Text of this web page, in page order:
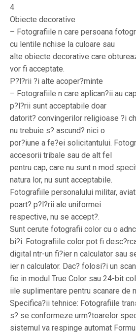
4
Obiecte decorative
– Fotografiile n care persoana
cu lentile nchise la culoare sau
alte obiecte decorative care
vor fi acceptate.
P?l?rii ?i alte acoper?minte
– Fotografiile n care aplican?ii au
p?l?rii sunt acceptabile doar
datorit? convingerilor religioase ?i
nu trebuie s? ascund? nici o
por?iune a fe?ei solicitantului.
accesorii tribale sau de alt fel
pentru cap, care nu sunt n mod
natura lor, nu sunt acceptabile.
Fotografiile personalului militar,
poart? p?l?rii ale uniformei
respective, nu se accept?.
Sunt cerute fotografii color cu o
bi?i. Fotografiile color pot fi
digital ntr-un fi?ier n calculator sau
ier n calculator. Dac? folosi?i un
fie in modul True Color sau 24-bit
iile suplimentare pentru scanare de
Specifica?ii tehnice: Fotografiile
s? se conformeze urm?toarelor
sistemul va respinge automat